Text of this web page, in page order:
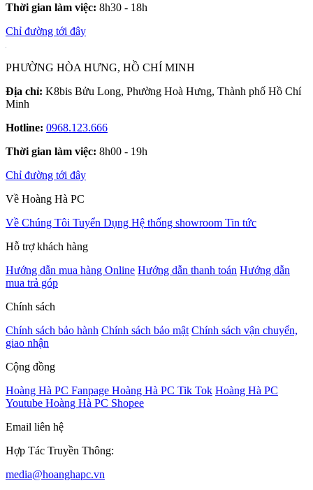
Thời gian làm việc: 8h30 - 18h
Chỉ đường tới đây
PHƯỜNG HÒA HƯNG, HỒ CHÍ MINH
Địa chỉ: K8bis Bửu Long, Phường Hoà Hưng, Thành phố Hồ Chí
Minh
Hotline: 0968.123.666
Thời gian làm việc: 8h00 - 19h
Chỉ đường tới đây
Về Hoàng Hà PC
Về Chúng Tôi Tuyển Dụng Hệ thống showroom Tin tức
Hỗ trợ khách hàng
Hướng dẫn mua hàng Online Hướng dẫn thanh toán Hướng dẫn
mua trả góp
Chính sách
Chính sách bảo hành Chính sách bảo mật Chính sách vận chuyển,
giao nhận
Cộng đồng
Hoàng Hà PC Fanpage Hoàng Hà PC Tik Tok Hoàng Hà PC
Youtube Hoàng Hà PC Shopee
Email liên hệ
Hợp Tác Truyền Thông:
media@hoanghapc.vn